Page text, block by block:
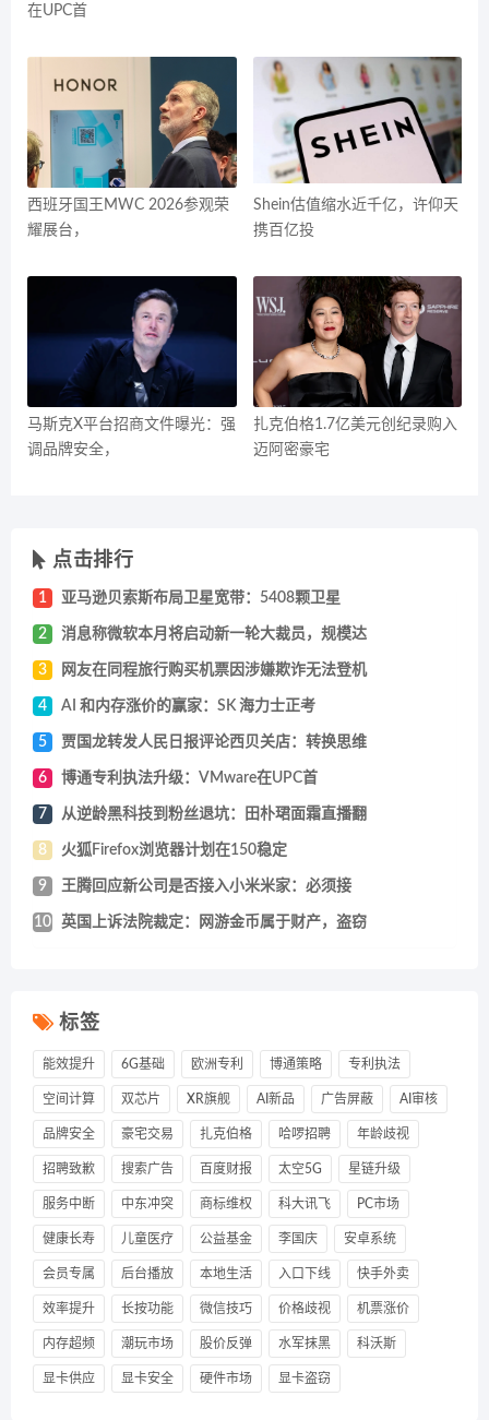
在UPC首
西班牙国王MWC 2026参观荣
耀展台，
Shein估值缩水近千亿，许仰天
携百亿投
马斯克X平台招商文件曝光：强
调品牌安全，
扎克伯格1.7亿美元创纪录购入
迈阿密豪宅
点击排行
1 亚马逊贝索斯布局卫星宽带：5408颗卫星
2 消息称微软本月将启动新一轮大裁员，规模达
3 网友在同程旅行购买机票因涉嫌欺诈无法登机
4 AI 和内存涨价的赢家：SK 海力士正考
5 贾国龙转发人民日报评论西贝关店：转换思维
6 博通专利执法升级：VMware在UPC首
7 从逆龄黑科技到粉丝退坑：田朴珺面霜直播翻
8 火狐Firefox浏览器计划在150稳定
9 王腾回应新公司是否接入小米米家：必须接
10 英国上诉法院裁定：网游金币属于财产，盗窃
标签
能效提升 6G基础 欧洲专利 博通策略 专利执法
空间计算 双芯片 XR旗舰 AI新品 广告屏蔽 AI审核
品牌安全 豪宅交易 扎克伯格 哈啰招聘 年龄歧视
招聘致歉 搜索广告 百度财报 太空5G 星链升级
服务中断 中东冲突 商标维权 科大讯飞 PC市场
健康长寿 儿童医疗 公益基金 李国庆 安卓系统
会员专属 后台播放 本地生活 入口下线 快手外卖
效率提升 长按功能 微信技巧 价格歧视 机票涨价
内存超频 潮玩市场 股价反弹 水军抹黑 科沃斯
显卡供应 显卡安全 硬件市场 显卡盗窃